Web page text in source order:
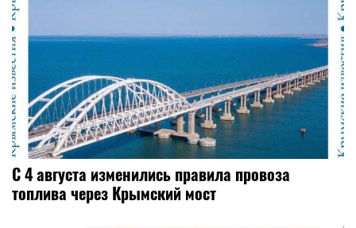
С 4 августа изменились правила провоза
топлива через Крымский мост